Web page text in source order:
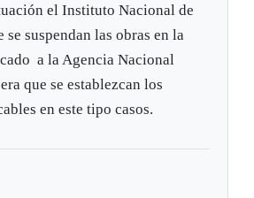
el Instituto Nacional de
se suspendan las obras en la
a la Agencia Nacional
que se establezcan los
en este tipo casos.